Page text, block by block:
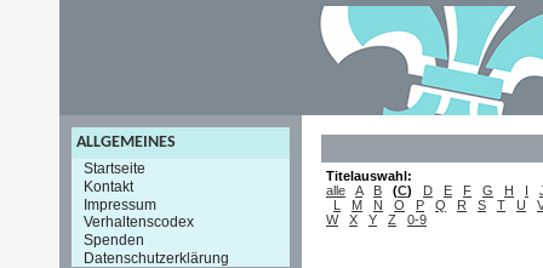
ALLGEMEINES
Startseite
Kontakt
Impressum
Verhaltenscodex
Spenden
Datenschutzerklärung
Titelauswahl:
alle
A B (C) D E F G H I
L
M N O P Q R S T U
W
X Y Z 0-9